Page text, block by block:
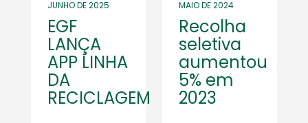
JUNHO DE 2025
EGF
LANÇA
APP LINHA
DA
RECICLAGEM
MAIO DE 2024
Recolha
seletiva
aumentou
5% em
2023